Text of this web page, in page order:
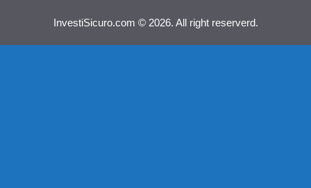
InvestiSicuro.com © 2026. All right reserverd.